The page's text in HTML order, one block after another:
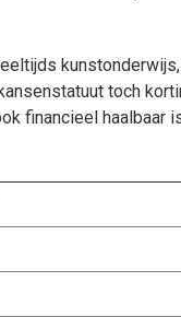
toch
financieel haalbaar